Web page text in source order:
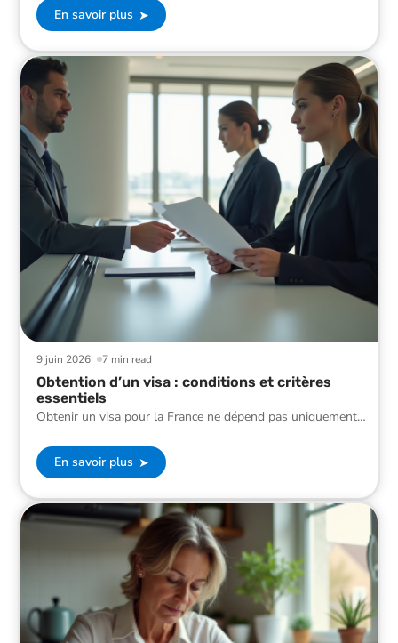
En savoir plus
7 min read
9 juin 2026
Obtention d’un visa : conditions et critères
essentiels
Obtenir un visa pour la France ne dépend pas uniquement…
En savoir plus